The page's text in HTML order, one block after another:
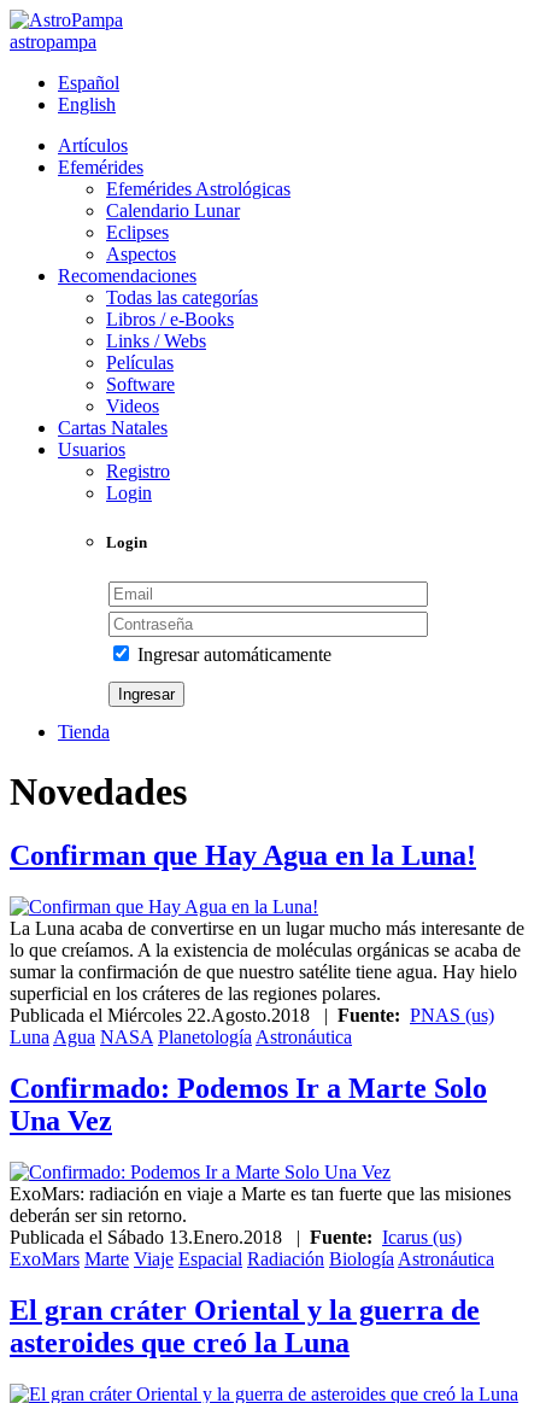
astropampa
Español
English
Artículos
Efemérides
Efemérides Astrológicas
Calendario Lunar
Eclipses
Aspectos
Recomendaciones
Todas las categorías
Libros / e-Books
Links / Webs
Películas
Software
Videos
Cartas Natales
Usuarios
Registro
Login
Login
Ingresar automáticamente
Tienda
Novedades
Confirman que Hay Agua en la Luna!
La Luna acaba de convertirse en un lugar mucho más interesante de
lo que creíamos. A la existencia de moléculas orgánicas se acaba de
sumar la confirmación de que nuestro satélite tiene agua. Hay hielo
superficial en los cráteres de las regiones polares.
Publicada el Miércoles 22.Agosto.2018 | Fuente: PNAS (us)
Luna Agua NASA Planetología Astronáutica
Confirmado: Podemos Ir a Marte Solo
Una Vez
ExoMars: radiación en viaje a Marte es tan fuerte que las misiones
deberán ser sin retorno.
Publicada el Sábado 13.Enero.2018 | Fuente: Icarus (us)
ExoMars Marte Viaje Espacial Radiación Biología Astronáutica
El gran cráter Oriental y la guerra de
asteroides que creó la Luna